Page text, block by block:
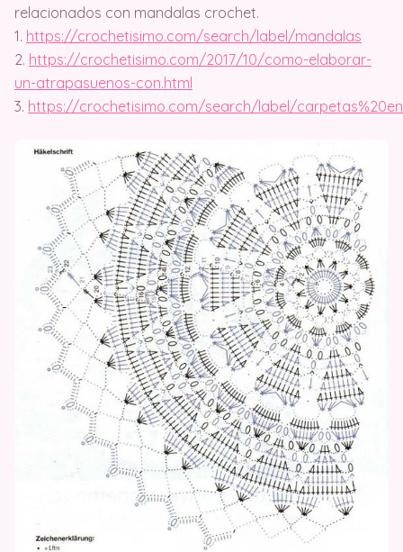
relacionados con mandalas crochet.
1. https://crochetisimo.com/search/label/mandalas
2. https://crochetisimo.com/2017/10/como-elaborar-
un-atrapasuenos-con.html
3. https://crochetisimo.com/search/label/